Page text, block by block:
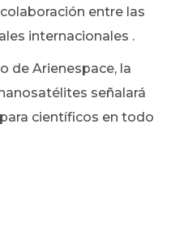
entre las
internacionales .
de Arienespace, la
señalará
científicos en todo